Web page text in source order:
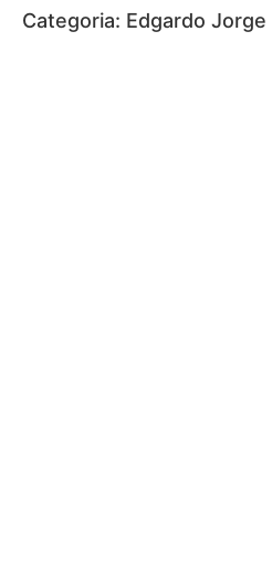
Categoria: Edgardo Jorge